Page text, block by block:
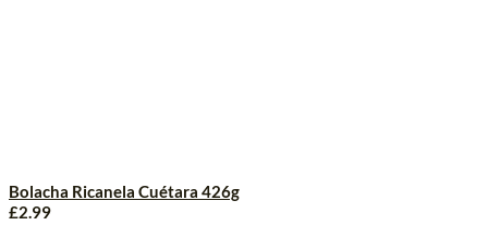
Bolacha Ricanela Cuétara 426g
£2.99